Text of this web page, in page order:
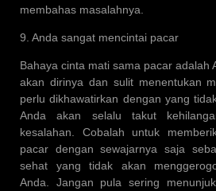
membahas masalahnya.
9. Anda sangat mencintai pacar
Bahaya cinta mati sama pacar adalah
akan dirinya dan sulit menentukan
perlu dikhawatirkan dengan yang
Anda akan selalu takut
kesalahan. Cobalah untuk
pacar dengan sewajarnya saja
sehat yang tidak akan
Anda. Jangan pula sering